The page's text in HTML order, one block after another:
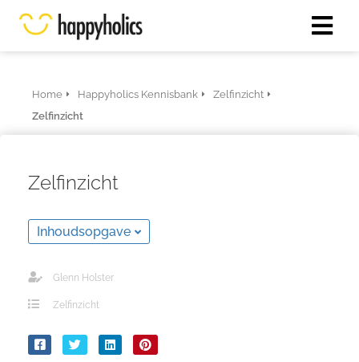
Home Happyholics Kennisbank
Zelfinzicht
Zelfinzicht
Zelfinzicht
Inhoudsopgave
Glenn Holster
Zelfinzicht